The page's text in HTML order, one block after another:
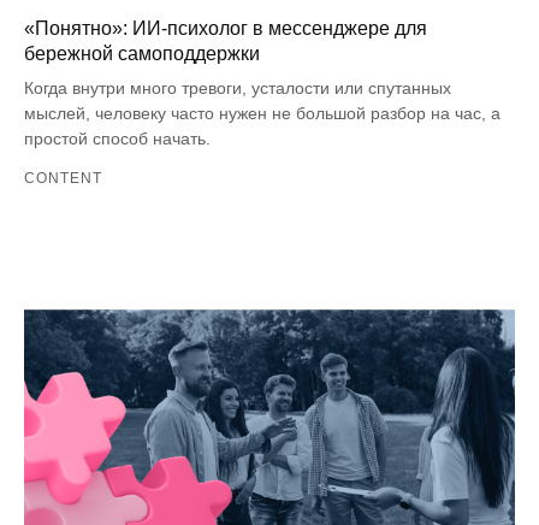
«Понятно»: ИИ-психолог в мессенджере для
бережной самоподдержки
Когда внутри много тревоги, усталости или спутанных
мыслей, человеку часто нужен не большой разбор на час, а
простой способ начать.
CONTENT